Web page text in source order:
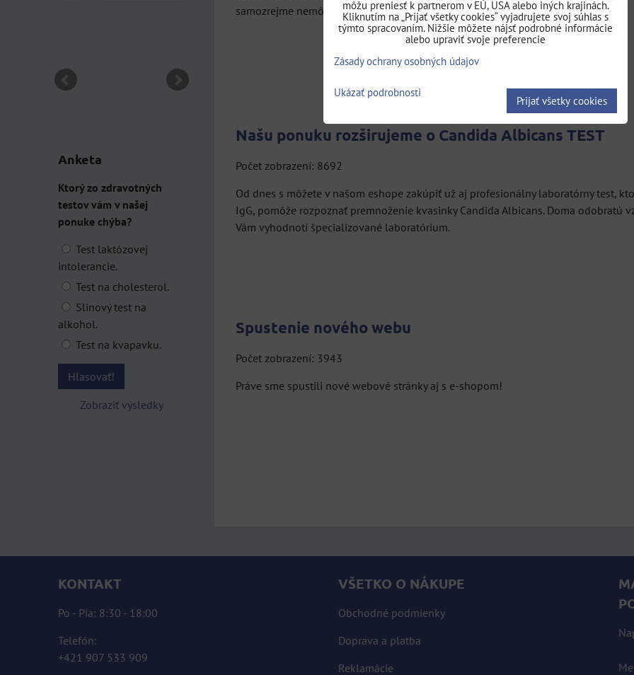
samozrejme nemôže chýbať ani v našej ponuke!
Našu ponuku rozširujeme o Candida Albicans TEST
Počet zobrazení: 8692
Od dnes s môžete v našom eshope zakúpiť už aj profesionálny laboratórny test,
IgG, pomôže rozpoznať premnoženie kvasinky Candida Albicans. Doma odobratú
Vám vyhodnotí špecializované laboratórium.
Spustenie nového webu
Počet zobrazení: 3943
Práve sme spustili nové webové stránky aj s e-shopom!
Anketa
Ktorý zo zdravotných
testov vám v našej
ponuke chýba?
Test laktózovej
intolerancie.
Test na cholesterol.
Slinový test na
alkohol.
Test na kvapavku.
Hlasovať!
Zobraziť výsledky
KONTAKT
Po - Pia: 8:30 - 18:00
Telefón:
+421 907 533 909
VŠETKO O NÁKUPE
Obchodné podmienky
Doprava a platba
Reklamácie
môžu preniesť k partnerom v EÚ, USA alebo iných krajinách.
Kliknutím na „Prijať všetky cookies“ vyjadrujete svoj súhlas s
týmto spracovaním. Nižšie môžete nájsť podrobné informácie
alebo upraviť svoje preferencie
Zásady ochrany osobných údajov
Ukázať podrobnosti
Prijať všetky cookies